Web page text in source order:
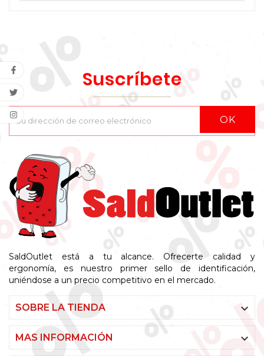
Suscríbete
OK
SaldOutlet está a tu alcance. Ofrecerte calidad y
ergonomía, es nuestro primer sello de identificación,
uniéndose a un precio competitivo en el mercado.
SOBRE LA TIENDA 
MAS INFORMACIÓN 